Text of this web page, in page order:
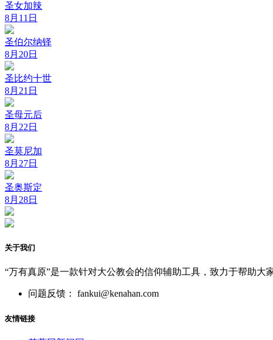
圣女加辣
8月11日
圣伯尔纳铎
8月20日
圣比约十世
8月21日
圣母元后
8月22日
圣莫尼加
8月27日
圣奥斯定
8月28日
关于我们
“万有真原”是一款针对大公教会的信仰辅助工具，致力于帮助大
问题反馈： fankui@kenahan.com
友情链接